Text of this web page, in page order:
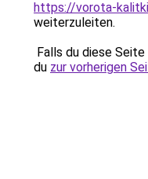
https://vorota-
weiterzuleiten.
Falls du diese
du zur vorherigen